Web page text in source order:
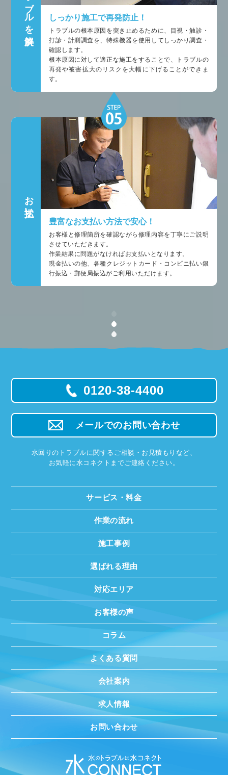
しっかり施工で再発防止！
トラブルの根本原因を突き止めるために、目視・触診・
打診・計測調査を、特殊機器を使用してしっかり調査・
確認します。
根本原因に対して適正な施工をすることで、トラブルの
再発や被害拡大のリスクを大幅に下げることができま
す。
お支払い
豊富なお支払い方法で安心！
お客様と修理箇所を確認ながら修理内容を丁寧にご説明
させていただきます。
作業結果に問題がなければお支払いとなります。
現金払いの他、各種クレジットカード・コンビニ払い銀
行振込・郵便局振込がご利用いただけます。
0120-38-4400
メールでのお問い合わせ
水回りのトラブルに関するご相談・お見積もりなど、
お気軽に水コネクトまでご連絡ください。
サービス・料金
作業の流れ
施工事例
選ばれる理由
対応エリア
お客様の声
コラム
よくある質問
会社案内
求人情報
お問い合わせ